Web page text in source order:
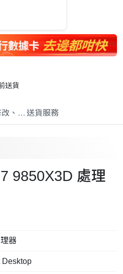
送貨
、取消與退款政策
送貨服務
9850X3D 處理
器
Desktop